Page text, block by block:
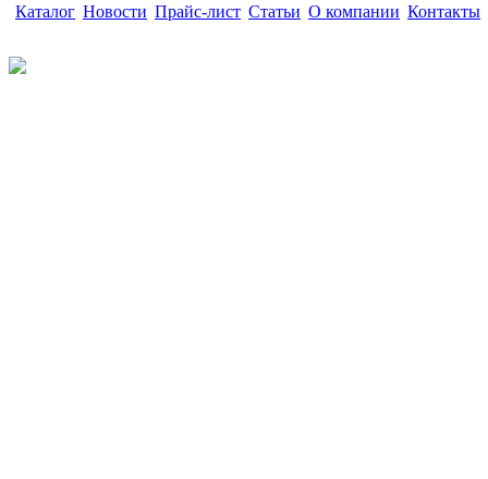
Каталог Новости Прайс-лист Статьи О компании Контакты